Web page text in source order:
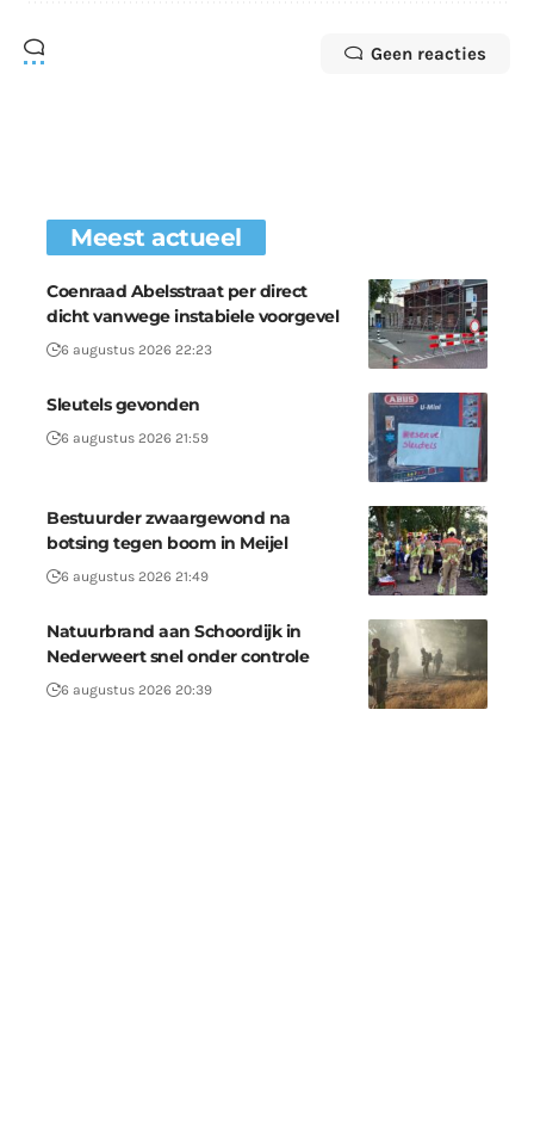
Geen reacties
Meest actueel
Coenraad Abelsstraat per direct
dicht vanwege instabiele voorgevel
6 augustus 2026 22:23
Sleutels gevonden
6 augustus 2026 21:59
Bestuurder zwaargewond na
botsing tegen boom in Meijel
6 augustus 2026 21:49
Natuurbrand aan Schoordijk in
Nederweert snel onder controle
6 augustus 2026 20:39